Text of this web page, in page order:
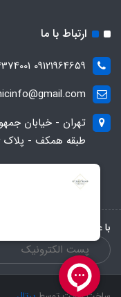
ارتباط با ما
09121964659 09364374001 ۰۲۱۶۶۷۶۵۰۸۳
تهران - خیابان
طبقه همکف - پلاک ۶
با عضویت در خبرنامه، از